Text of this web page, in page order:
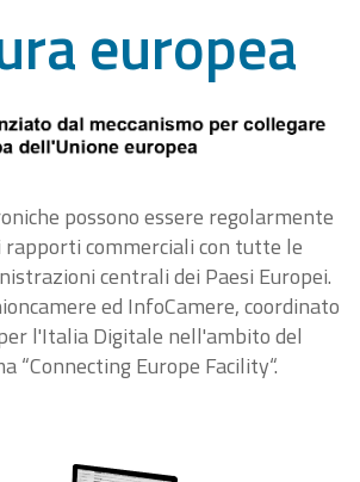
europea
possono essere regolarmente
commerciali con tutte le
centrali dei Paesi Europei.
ed InfoCamere, coordinato
l'Italia Digitale nell'ambito del
“Connecting Europe Facility“.